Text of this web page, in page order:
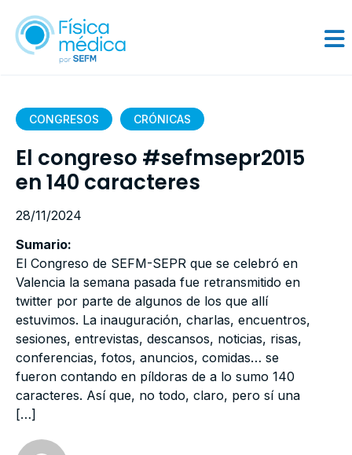
CONGRESOS CRÓNICAS
El congreso #sefmsepr2015
en 140 caracteres
28/11/2024
Sumario:
El Congreso de SEFM-SEPR que se celebró en
Valencia la semana pasada fue retransmitido en
twitter por parte de algunos de los que allí
estuvimos. La inauguración, charlas, encuentros,
sesiones, entrevistas, descansos, noticias, risas,
conferencias, fotos, anuncios, comidas… se
fueron contando en píldoras de a lo sumo 140
caracteres. Así que, no todo, claro, pero sí una
[…]